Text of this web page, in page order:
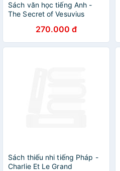
Sách văn học tiếng Anh -
The Secret of Vesuvius
270.000 đ
Sách thiếu nhi tiếng Pháp -
Charlie Et Le Grand